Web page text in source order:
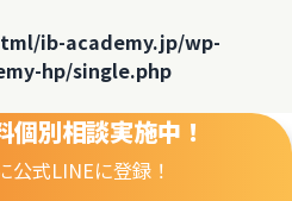
ib-academy.jp/wp-
hp/single.php
別相談実施中！
公式LINEに登録！